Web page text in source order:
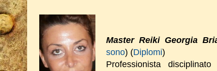
Master Reiki Georgia
sono) (Diplomi)
Professionista